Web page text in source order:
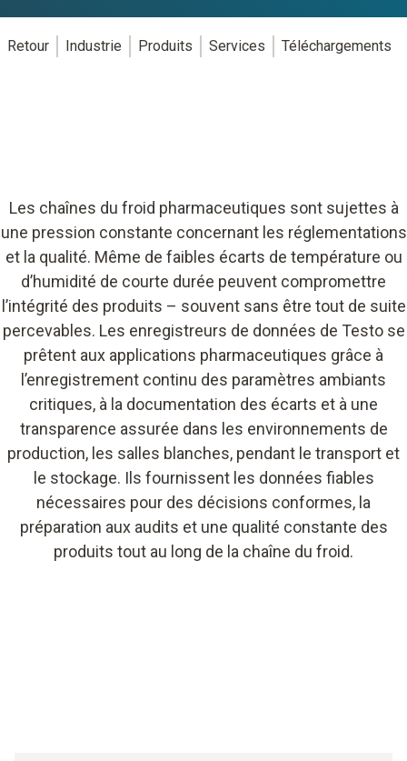
Retour Industrie Produits Services Téléchargements
Les chaînes du froid pharmaceutiques sont sujettes à
une pression constante concernant les réglementations
et la qualité. Même de faibles écarts de température ou
d’humidité de courte durée peuvent compromettre
l’intégrité des produits – souvent sans être tout de suite
percevables. Les enregistreurs de données de Testo se
prêtent aux applications pharmaceutiques grâce à
l’enregistrement continu des paramètres ambiants
critiques, à la documentation des écarts et à une
transparence assurée dans les environnements de
production, les salles blanches, pendant le transport et
le stockage. Ils fournissent les données fiables
nécessaires pour des décisions conformes, la
préparation aux audits et une qualité constante des
produits tout au long de la chaîne du froid.